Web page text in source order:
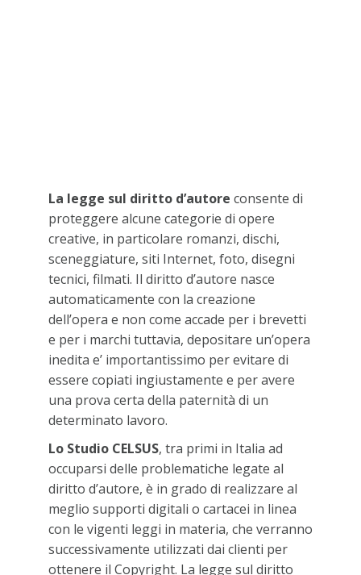
La legge sul diritto d’autore consente di
proteggere alcune categorie di opere
creative, in particolare romanzi, dischi,
sceneggiature, siti Internet, foto, disegni
tecnici, filmati. Il diritto d’autore nasce
automaticamente con la creazione
dell’opera e non come accade per i brevetti
e per i marchi tuttavia, depositare un’opera
inedita e’ importantissimo per evitare di
essere copiati ingiustamente e per avere
una prova certa della paternità di un
determinato lavoro.
Lo Studio CELSUS, tra primi in Italia ad
occuparsi delle problematiche legate al
diritto d’autore, è in grado di realizzare al
meglio supporti digitali o cartacei in linea
con le vigenti leggi in materia, che verranno
successivamente utilizzati dai clienti per
ottenere il Copyright. La legge sul diritto